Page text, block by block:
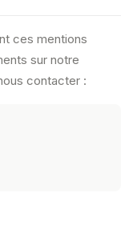
ces mentions
sur notre
contacter :